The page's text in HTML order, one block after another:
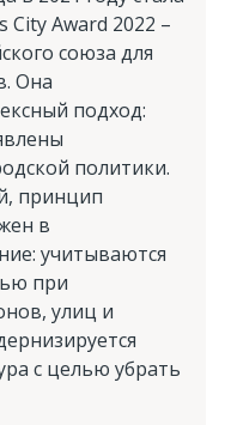
City Award 2022 –
союза для
Она
подход:
политики.
принцип
в
учитываются
при
улиц и
с целью убрать